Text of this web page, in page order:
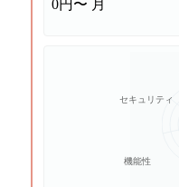
0円〜 月
機能性
セキュリティ